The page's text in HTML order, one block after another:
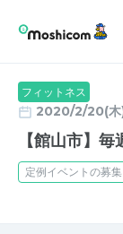
フィットネス
2020/2/20(木
【館山市】
定例イベントの募集